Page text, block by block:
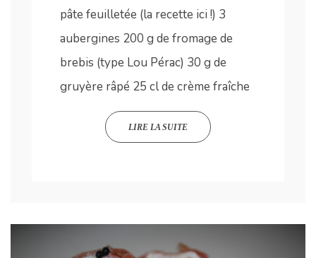
pâte feuilletée (la recette ici !) 3
aubergines 200 g de fromage de
brebis (type Lou Pérac) 30 g de
gruyère râpé 25 cl de crème fraîche
LIRE LA SUITE